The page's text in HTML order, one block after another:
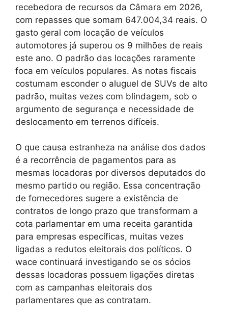
recebedora de recursos da Câmara em 2026,
com repasses que somam 647.004,34 reais. O
gasto geral com locação de veículos
automotores já superou os 9 milhões de reais
este ano. O padrão das locações raramente
foca em veículos populares. As notas fiscais
costumam esconder o aluguel de SUVs de alto
padrão, muitas vezes com blindagem, sob o
argumento de segurança e necessidade de
deslocamento em terrenos difíceis.
O que causa estranheza na análise dos dados
é a recorrência de pagamentos para as
mesmas locadoras por diversos deputados do
mesmo partido ou região. Essa concentração
de fornecedores sugere a existência de
contratos de longo prazo que transformam a
cota parlamentar em uma receita garantida
para empresas específicas, muitas vezes
ligadas a redutos eleitorais dos políticos. O
wace continuará investigando se os sócios
dessas locadoras possuem ligações diretas
com as campanhas eleitorais dos
parlamentares que as contratam.